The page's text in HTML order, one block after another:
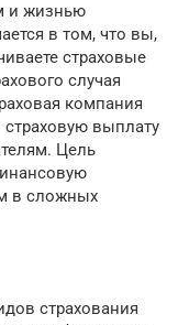
и жизнью
в том, что вы,
страховые
случая
компания
выплату
Цель
в сложных
страхования